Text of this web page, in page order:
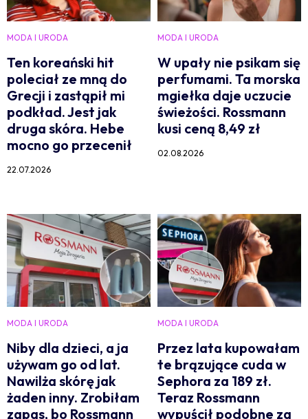
MODA I URODA
Ten koreański hit
poleciał ze mną do
Grecji i zastąpił mi
podkład. Jest jak
druga skóra. Hebe
mocno go przecenił
22.07.2026
MODA I URODA
W upały nie psikam się
perfumami. Ta morska
mgiełka daje uczucie
świeżości. Rossmann
kusi ceną 8,49 zł
02.08.2026
MODA I URODA
Niby dla dzieci, a ja
używam go od lat.
Nawilża skórę jak
żaden inny. Zrobiłam
zapas, bo Rossmann
MODA I URODA
Przez lata kupowałam
te brązujące cuda w
Sephora za 189 zł.
Teraz Rossmann
wypuścił podobne za